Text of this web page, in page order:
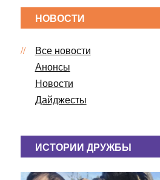
и
ц
а
НОВОСТИ
Все новости
Анонсы
Новости
Дайджесты
ИСТОРИИ ДРУЖБЫ